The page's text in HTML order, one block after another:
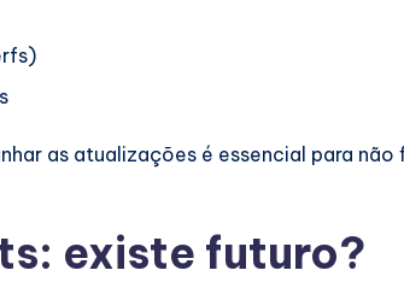
as atualizações é essencial para
existe futuro?